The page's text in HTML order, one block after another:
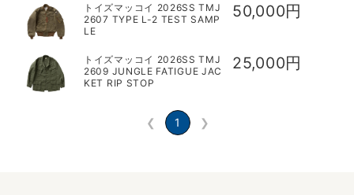
トイズマッコイ 2026SS TMJ
2607 TYPE L-2 TEST SAMP
LE
50,000円
トイズマッコイ 2026SS TMJ
2609 JUNGLE FATIGUE JAC
KET RIP STOP
25,000円
❮ 1 ❯